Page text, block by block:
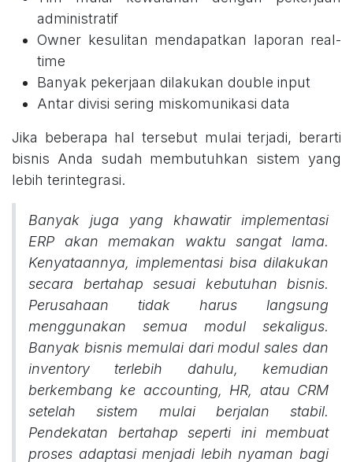
administratif
Owner kesulitan mendapatkan laporan real-
time
Banyak pekerjaan dilakukan double input
Antar divisi sering miskomunikasi data
Jika beberapa hal tersebut mulai terjadi, berarti
bisnis Anda sudah membutuhkan sistem yang
lebih terintegrasi.
Banyak juga yang khawatir implementasi
ERP akan memakan waktu sangat lama.
Kenyataannya, implementasi bisa dilakukan
secara bertahap sesuai kebutuhan bisnis.
Perusahaan tidak harus langsung
menggunakan semua modul sekaligus.
Banyak bisnis memulai dari modul sales dan
inventory terlebih dahulu, kemudian
berkembang ke accounting, HR, atau CRM
setelah sistem mulai berjalan stabil.
Pendekatan bertahap seperti ini membuat
proses adaptasi menjadi lebih nyaman bagi